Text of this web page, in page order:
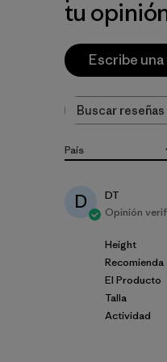
tu
Escribe
País
Todo
D
DT
Opinión
Height
Recomienda
El Producto
Talla
Actividad